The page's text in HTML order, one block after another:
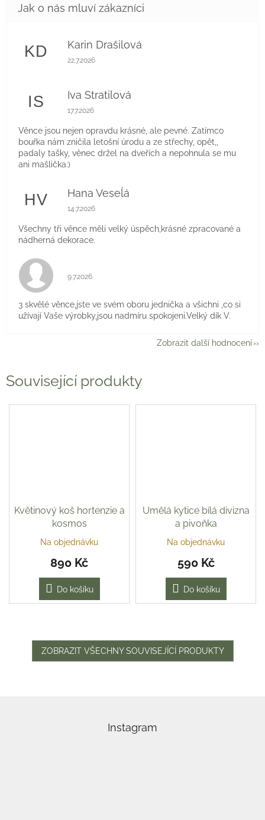
Související produkty
Květinový koš hortenzie a
kosmos
Na objednávku
890 Kč
Do košíku
Umělá kytice bílá divizna
a pivoňka
Na objednávku
590 Kč
Do košíku
ZOBRAZIT VŠECHNY SOUVISEJÍCÍ PRODUKTY
KD Karin Drašilová
Hodnocení obchodu je 5 z 5 hvězdiček.
22.7.2026
IS Iva Stratilová
Hodnocení obchodu je 5 z 5 hvězdiček.
17.7.2026
Věnce jsou nejen opravdu krásné, ale pevné. Zatímco
bouřka nám zničila letošní úrodu a ze střechy, opět,,
padaly tašky, věnec držel na dveřích a nepohnula se mu
ani mašlička:)
HV Hana Veseĺá
Hodnocení obchodu je 5 z 5 hvězdiček.
14.7.2026
Všechny tři věnce měli velký úspěch,krásné zpracované a
nádherná dekorace.
Hodnocení obchodu je 5 z 5 hvězdiček.
9.7.2026
3 skvělé věnce,jste ve svém oboru jednička a všichni ,co si
užívají Vaše výrobky,jsou nadmíru spokojeni.Velký dík V.
Zobrazit další hodnocení
Instagram